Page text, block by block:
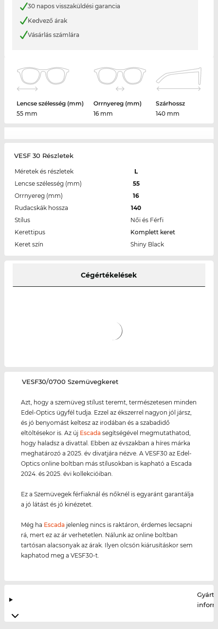
30 napos visszaküldési garancia
Kedvező árak
Vásárlás számlára
Lencse szélesség (mm)
55 mm
Orrnyereg (mm)
16 mm
Szárhossz
140 mm
VESF 30 Részletek
Méretek és részletek
L
Lencse szélesség (mm)
55
Orrnyereg (mm)
16
Rudacskák hossza
140
Stílus
Női és Férfi
Kerettipus
Komplett keret
Keret szín
Shiny Black
Cégértékelések
‌VESF30/0700 Szemüvegkeret
Azt, hogy a szemüveg stílust teremt, természetesen minden
Edel-Optics ügyfél tudja. Ezzel az ékszerrel nagyon jól jársz,
és jó benyomást keltesz az irodában és a szabadidő
eltöltésekor is. Az új Escada segítségével megmutathatod,
hogy haladsz a divattal. Ebben az évszakban a híres márka
meghatározó a 2025. év divatjára nézve. A VESF30 az Edel-
Optics online boltban más stílusokban is kapható a Escada
2024. és 2025. évi kollekcióiban.
Ez a Szemüvegek férfiaknál és nőknél is egyaránt garantálja
a jó látást és jó kinézetet.
Még ha Escada jelenleg nincs is raktáron, érdemes lecsapni
rá, mert ez az ár verhetetlen. Nálunk az online boltban
tartósan alacsonyak az árak. Ilyen olcsón kiárusításkor sem
kaphatod meg a VESF30-t.